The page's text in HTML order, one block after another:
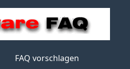
FAQ vorschlagen